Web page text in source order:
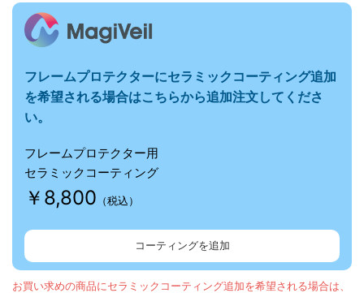
フレームプロテクターにセラミックコーティング追加
を希望される場合はこちらから追加注文してくださ
い。
フレームプロテクター用
セラミックコーティング
￥8,800 （税込）
コーティングを追加
お買い求めの商品にセラミックコーティング追加を希望される場合は、